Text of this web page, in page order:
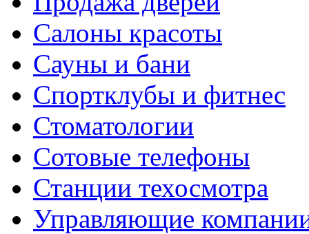
Салоны красоты
Сауны и бани
Спортклубы и фитнес
Стоматологии
Сотовые телефоны
Станции техосмотра
Управляющие